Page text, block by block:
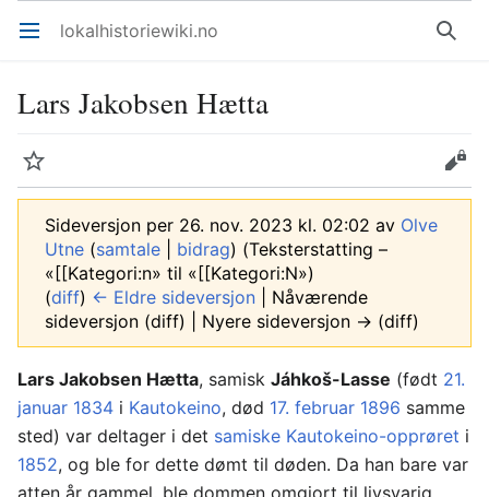
Åpne hovedmenyen lokalhistoriewiki.no Søk
Lars Jakobsen Hætta
Overvåk Rediger
Sideversjon per 26. nov. 2023 kl. 02:02 av Olve
Utne (samtale bidrag) (Teksterstatting –
«[[Kategori:n» til «[[Kategori:N»)
(diff) ← Eldre sideversjon | Nåværende
sideversjon (diff) | Nyere sideversjon → (diff)
Lars Jakobsen Hætta, samisk Jáhkoš-Lasse (født 21.
januar 1834 i Kautokeino, død 17. februar 1896 samme
sted) var deltager i det samiske Kautokeino-opprøret i
1852, og ble for dette dømt til døden. Da han bare var
atten år gammel, ble dommen omgjort til livsvarig